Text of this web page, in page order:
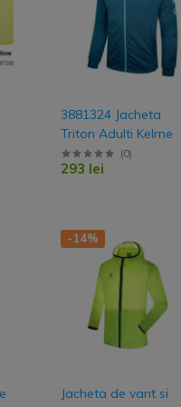
3881324 Jacheta
Triton Adulti Kelme
(0)
293 lei
-14%
Jacheta de vant si